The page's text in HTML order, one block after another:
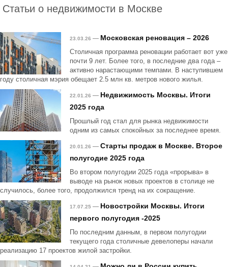
Статьи о недвижимости в Москве
23.03.26 — Московская реновация – 2026
Столичная программа реновации работает вот уже
почти 9 лет. Более того, в последние два года –
активно нарастающими темпами. В наступившем
году столичная мэрия обещает 2.5 млн кв. метров нового жилья.
22.01.26 — Недвижимость Москвы. Итоги
2025 года
Прошлый год стал для рынка недвижимости
одним из самых спокойных за последнее время.
20.01.26 — Старты продаж в Москве. Второе
полугодие 2025 года
Во втором полугодии 2025 года «прорыва» в
выводе на рынок новых проектов в столице не
случилось, более того, продолжился тренд на их сокращение.
17.07.25 — Новостройки Москвы. Итоги
первого полугодия -2025
По последним данным, в первом полугодии
текущего года столичные девелоперы начали
реализацию 17 проектов жилой застройки.